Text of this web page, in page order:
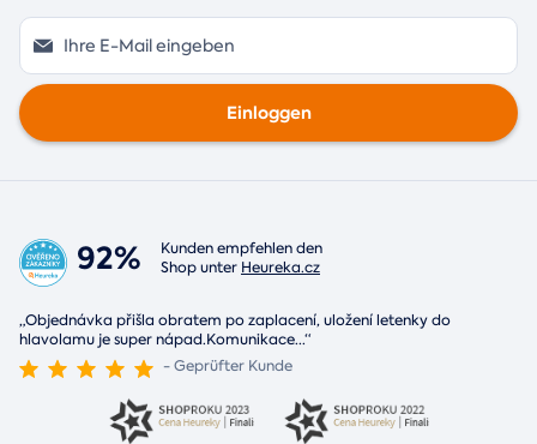
Einloggen
92%
Kunden empfehlen den
Shop unter Heureka.cz
„Objednávka přišla obratem po zaplacení, uložení letenky do
hlavolamu je super nápad.Komunikace...“
- Geprüfter Kunde